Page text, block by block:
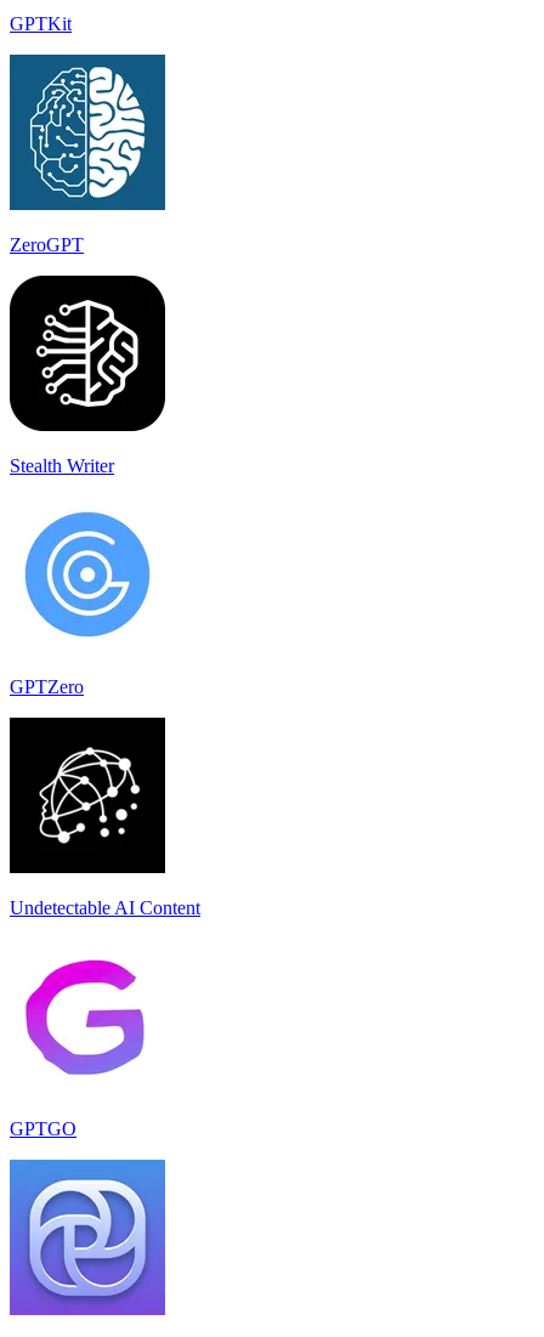
GPTKit
ZeroGPT
Stealth Writer
GPTZero
Undetectable AI Content
GPTGO